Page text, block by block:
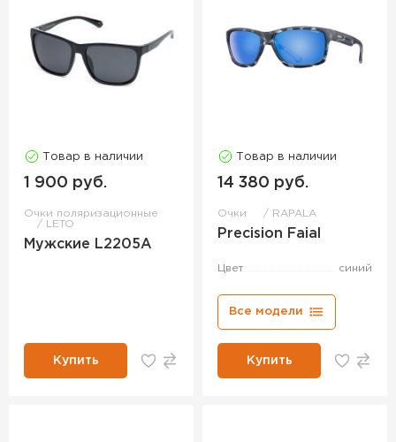
Товар в наличии
1 900 руб.
Очки поляризационные
LETO
Мужские L2205A
Купить
Товар в наличии
14 380 руб.
Очки RAPALA
Precision Faial
Цвет синий
Все модели
Купить